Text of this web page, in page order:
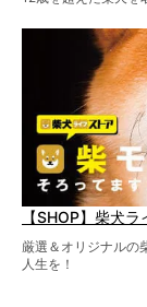
【SHOP】柴犬
厳選＆オリジナルの
人生を！